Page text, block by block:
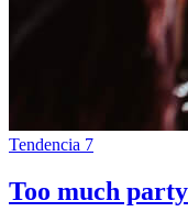
Tendencia 7
Too much party